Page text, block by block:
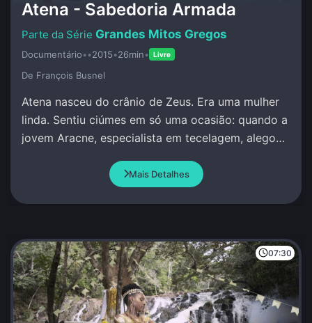
Atena - Sabedoria Armada
Grandes Mitos Gregos
Documentário••2015•26min• Livre
De François Busnel
Atena nasceu do crânio de Zeus. Era uma mulher
linda. Sentiu ciúmes em só uma ocasião: quando a
jovem Aracne, especialista em tecelagem, alegou
Mais Detalhes
07:30